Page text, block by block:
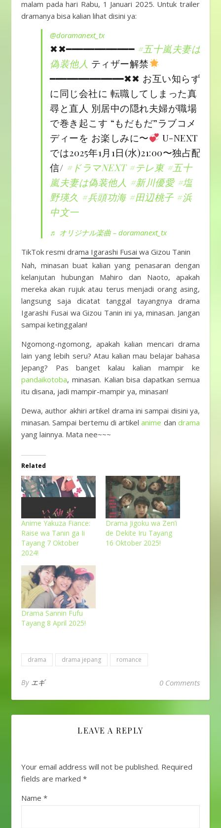
malam pada hari Rabu, 1 Januari 2025. Untuk trailer
dramanya bisa kalian lihat disini ya:
@doramanext_tx
✖✖━━━━━━━━━━━━ #五十嵐夫妻は
偽装他人 ティザー解禁
━━━━━━━━━━━━━✖✖ お互い知らず
に同じ会社に 転職してしまった真
尋と直人 別居中の隠れ夫婦が職場
で巻き起こす “もだもだ”ラブコメ
ディーを お楽しみに〜
U-NEXT
では2025年1月1日(水)21:00〜独占配
信/ #ドラマNEXT #テレ東 #五十
嵐夫妻は偽装他人 #新川優愛 #塩
野瑛久 #兵頭功海 #田辺桃子 #浜
中文一
♬ オリジナル楽曲 – doramanext_tx
TikTok resmi drama Igarashi Fusai wa Gizou Tanin
Nah, minasan buat kalian yang penasaran dengan
kelanjutan hubungan Mahiro dan Naoto, apakah
mereka akan rujuk atau terus menjadi orang asing,
langsung saja dicatat tanggal tayangnya drama
Igarashi Fusai wa Gizou Tanin ini ya, minasan. Jangan
sampai ketinggalan!
Ngomong-ngomong, apakah kalian mencari drama
lain yang lebih seru? Atau kalian mau belajar bahasa
Jepang? Pas banget kalau kalian mampir ke
pandaikotoba, minasan. Kalian bisa dapatkan semua
itu disana, jadi mampir-mampir ya, minasan!
Dewa, author akhiri artikel drama ini sampai disini ya,
minasan. Sampai bertemu di artikelanime dandrama
yang lainnya. Mata nee~~~
Related
Anime Yakuza Fiance:
Raise wa Tanin ga Ii
Tayang 7 Oktober
2024!
Drama Jigoku wa Zen’i
de Dekite Iru Tayang
16 Oktober 2025!
Drama Sannin Fufu
Tayang 8 April 2025!
drama drama jepang romance
By エギ 0 Comments
LEAVE A REPLY
Your email address will not be published. Required
fields are marked *
Name *